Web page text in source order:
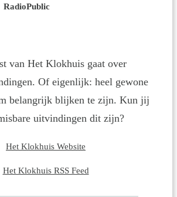
RadioPublic
van Het Klokhuis gaat over
Of eigenlijk: heel gewone
belangrijk blijken te zijn. Kun jij
uitvindingen dit zijn?
Het Klokhuis Website
Het Klokhuis RSS Feed